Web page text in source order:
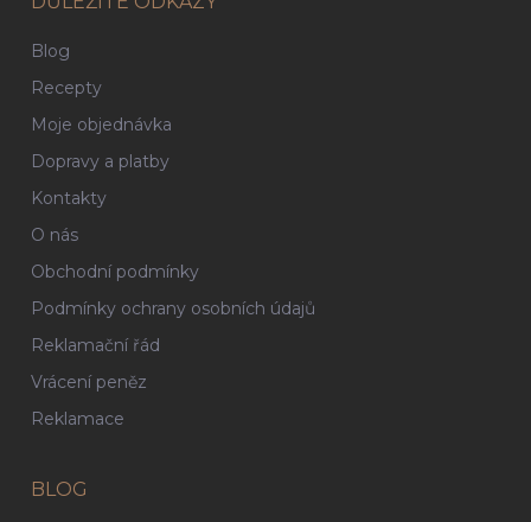
Blog
Recepty
Moje objednávka
Dopravy a platby
Kontakty
O nás
Obchodní podmínky
Podmínky ochrany osobních údajů
Reklamační řád
Vrácení peněz
Reklamace
BLOG